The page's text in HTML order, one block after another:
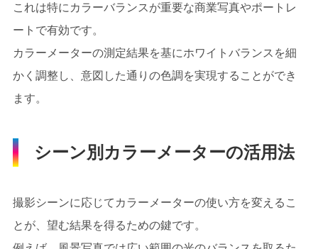
これは特にカラーバランスが重要な商業写真やポートレ
ートで有効です。
カラーメーターの測定結果を基にホワイトバランスを細
かく調整し、意図した通りの色調を実現することができ
ます。
シーン別カラーメーターの活用法
撮影シーンに応じてカラーメーターの使い方を変えるこ
とが、望む結果を得るための鍵です。